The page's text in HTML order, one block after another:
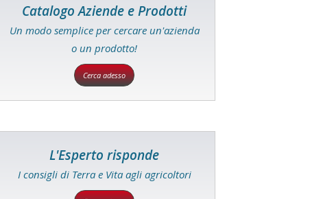
Catalogo Aziende e Prodotti
Un modo semplice per cercare un'azienda
o un prodotto!
Cerca adesso
L'Esperto risponde
I consigli di Terra e Vita agli agricoltori